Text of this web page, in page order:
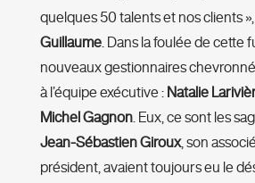
quelques 50 talents et nos clients
Guillaume. Dans la foulée de cette
nouveaux gestionnaires
à l’équipe exécutive : Natalie Larivi
Michel Gagnon. Eux, ce sont les
Jean-Sébastien Giroux, son
président, avaient toujours eu le